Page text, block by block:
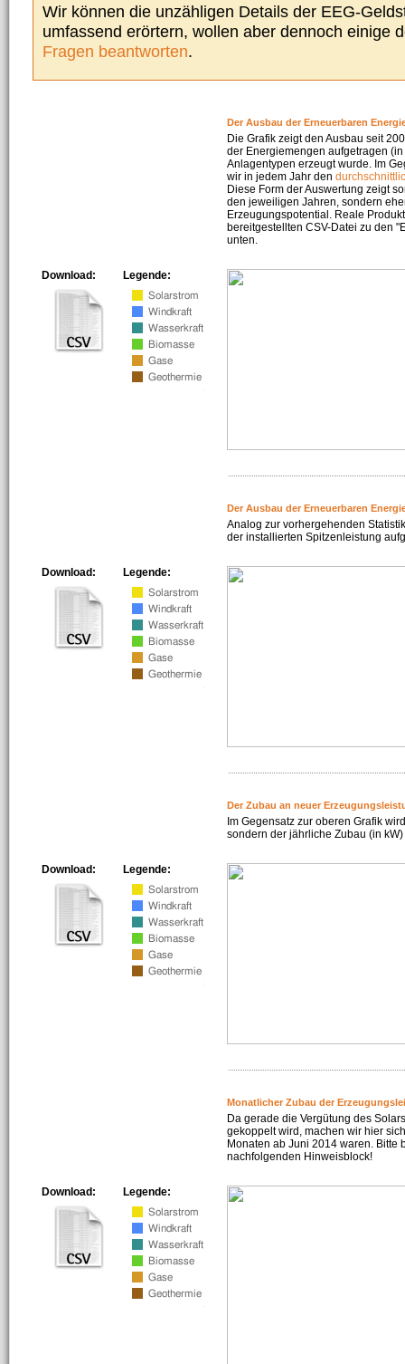
Wir können die unzähligen Details der EEG-
umfassend erörtern, wollen aber dennoch einige
Fragen beantworten.
Der Ausbau der Erneuerbaren
Die Grafik zeigt den Ausbau seit
der Energiemengen aufgetragen
Anlagentypen erzeugt wurde. Im
wir in jedem Jahr den
Diese Form der Auswertung zeigt
den jeweiligen Jahren, sondern
Erzeugungspotential. Reale
bereitgestellten CSV-Datei zu den
unten.
Legende:
Download:
Der Ausbau der Erneuerbaren
Analog zur vorhergehenden
der installierten Spitzenleistung
Legende:
Download:
Der Zubau an neuer
Im Gegensatz zur oberen Grafik
sondern der jährliche Zubau (in
Legende:
Download:
Monatlicher Zubau der
Da gerade die Vergütung des
gekoppelt wird, machen wir hier
Monaten ab Juni 2014 waren. Bitte
nachfolgenden Hinweisblock!
Legende:
Download: